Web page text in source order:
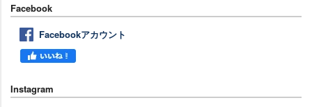
Facebook
Facebookアカウント
Instagram